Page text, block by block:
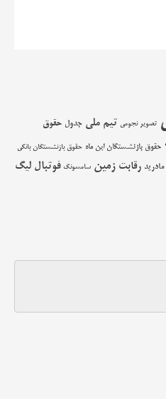
تصویر نجومی تیم ملی جدول حقوق
حقوق بازنشستگان این ماه حقوق بازنشستگان بانکی
رقابت زمین سامسونگ فوتبال لیگ